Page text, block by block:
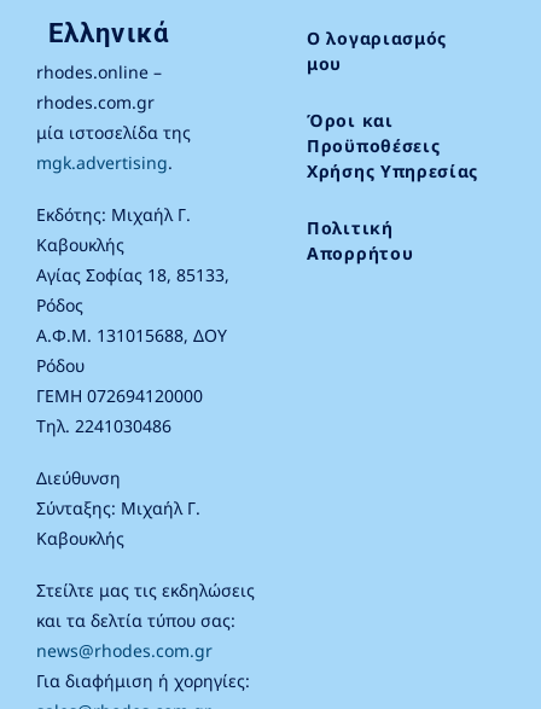
Ελληνικά
rhodes.online –
rhodes.com.gr
μία ιστοσελίδα της
mgk.advertising.
Εκδότης: Μιχαήλ Γ.
Καβουκλής
Αγίας Σοφίας 18, 85133,
Ρόδος
Α.Φ.Μ. 131015688, ΔΟΥ
Ρόδου
ΓΕΜΗ 072694120000
Τηλ. 2241030486
Διεύθυνση
Σύνταξης: Μιχαήλ Γ.
Καβουκλής
Στείλτε μας τις εκδηλώσεις
και τα δελτία τύπου σας:
news@rhodes.com.gr
Για διαφήμιση ή χορηγίες:
Ο λογαριασμός
μου
Όροι και
Προϋποθέσεις
Χρήσης Υπηρεσίας
Πολιτική
Απορρήτου